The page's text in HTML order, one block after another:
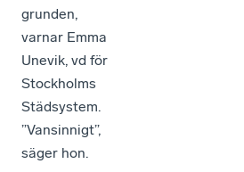
grunden,
varnar Emma
Unevik, vd för
Stockholms
Städsystem.
”Vansinnigt”,
säger hon.